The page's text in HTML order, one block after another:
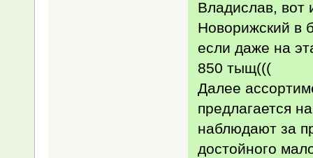
Владислав, вот
Новорижский в
если даже на
850 тыщ(((
Далее
предлагается
наблюдают за
достойного